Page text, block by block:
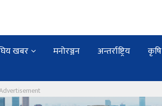
खबर मनोरञ्जन अन्तर्राष्ट्रिय कृषि